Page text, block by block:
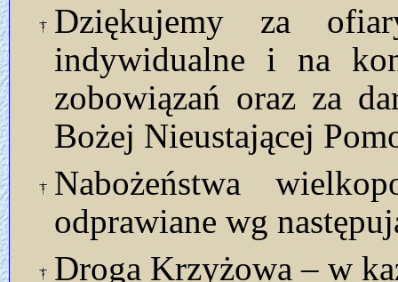
Dziękujemy za
indywidualne i na
zobowiązań oraz za
Bożej Nieustającej
Nabożeństwa
odprawiane wg
Droga Krzyżowa – w